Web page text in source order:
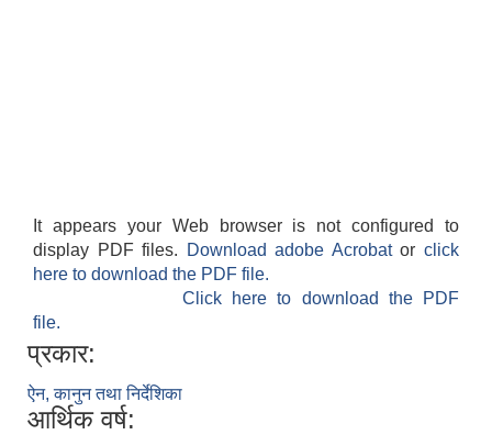
It appears your Web browser is not configured to
display PDF files.
Download adobe Acrobatorclick
here to download the PDF file.
Click here to download the PDF
file.
प्रकार:
ऐन, कानुन तथा निर्देशिका
आर्थिक वर्ष: